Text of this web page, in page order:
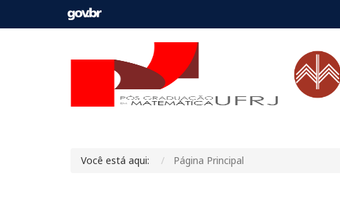
Você está aqui: Página Principal